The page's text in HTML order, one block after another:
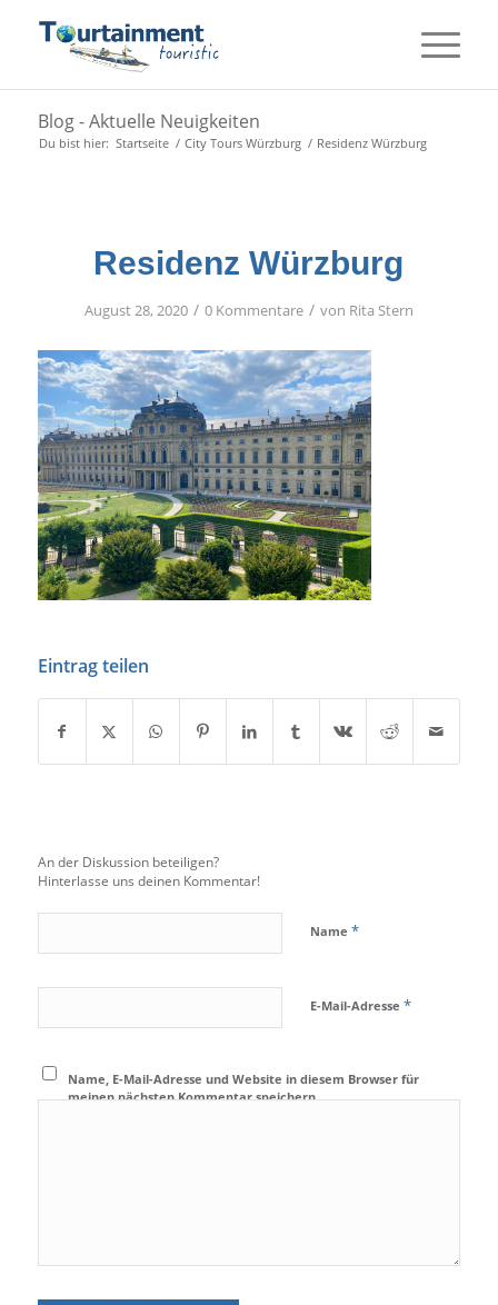
Blog - Aktuelle Neuigkeiten
Du bist hier: Startseite / City Tours Würzburg / Residenz Würzburg
Residenz Würzburg
August 28, 2020 / 0 Kommentare / von Rita Stern
Eintrag teilen
An der Diskussion beteiligen?
Hinterlasse uns deinen Kommentar!
Name *
E-Mail-Adresse *
Name, E-Mail-Adresse und Website in diesem Browser für
meinen nächsten Kommentar speichern.